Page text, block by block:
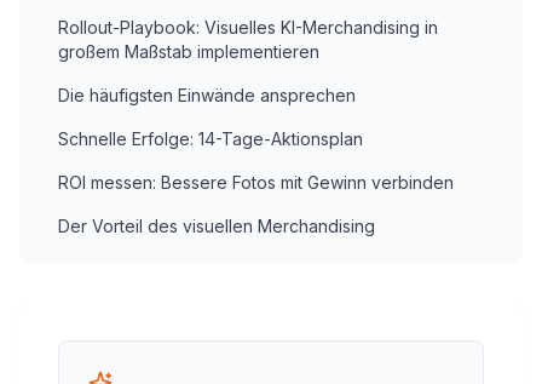
Rollout-Playbook: Visuelles KI-Merchandising in
großem Maßstab implementieren
Die häufigsten Einwände ansprechen
Schnelle Erfolge: 14-Tage-Aktionsplan
ROI messen: Bessere Fotos mit Gewinn verbinden
Der Vorteil des visuellen Merchandising